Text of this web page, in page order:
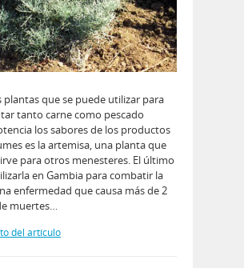
plantas que se puede utilizar para
tanto carne como pescado
los sabores de los productos
es la artemisa, una planta que
para otros menesteres. El último
en Gambia para combatir la
enfermedad que causa más de 2
muertes…
del artículo